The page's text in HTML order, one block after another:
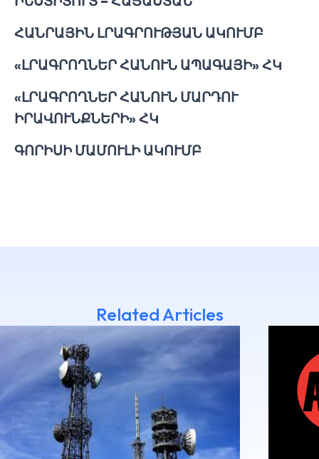
ՀԱՆՐԱՅԻՆ ԼՐԱԳՐՈՒԹՅԱՆ ԱԿՈՒՄԲ
«ԼՐԱԳՐՈՂՆԵՐ ՀԱՆՈՒՆ ԱՊԱԳԱՅԻ» ՀԿ
«ԼՐԱԳՐՈՂՆԵՐ ՀԱՆՈՒՆ ՄԱՐԴՈՒ
ԻՐԱՎՈՒՆՔՆԵՐԻ» ՀԿ
ԳՈՐԻՍԻ ՄԱՄՈՒԼԻ ԱԿՈՒՄԲ
Related Articles